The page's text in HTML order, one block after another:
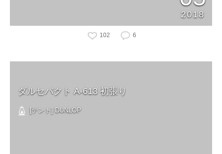
2018
102 6
ダルセバクト A-613 初張り
[テント] DUNLOP